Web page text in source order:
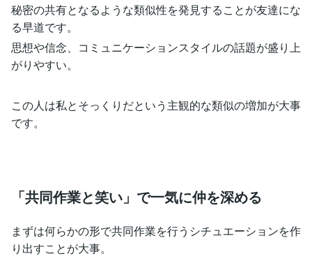
秘密の共有となるような類似性を発見することが友達にな
る早道です。
思想や信念、コミュニケーションスタイルの話題が盛り上
がりやすい。
この人は私とそっくりだという主観的な類似の増加が大事
です。
「共同作業と笑い」で一気に仲を深める
まずは何らかの形で共同作業を行うシチュエーションを作
り出すことが大事。